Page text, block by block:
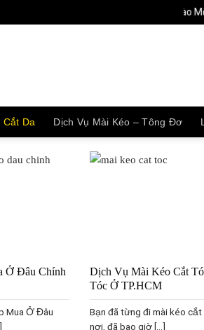
Chào Mừng
Cắt Da Dịch Vụ Mài Kéo – Tông Đơ
Ở Đâu Chính
Mua Ở Đâu
Dịch Vụ Mài Kéo Cắt
Tóc Ở TP.HCM
Bạn đã từng đi mài kéo
nơi, đã bao giờ [...]